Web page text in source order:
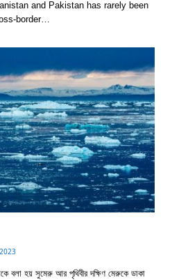
and Pakistan has rarely been
border…
বলা হয় সুমেরু আর পৃথিবীর দক্ষিণ মেরুকে ডাকা